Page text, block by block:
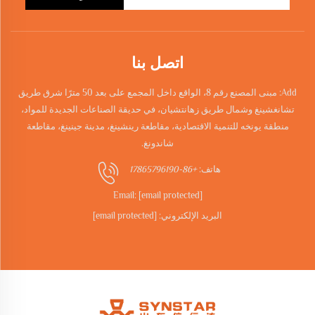
اتصل بنا
Add: مبنى المصنع رقم 8، الواقع داخل المجمع على بعد 50 مترًا شرق طريق
تشانغشينغ وشمال طريق زهانتشيان، في حديقة الصناعات الجديدة للمواد،
منطقة يونخه للتنمية الاقتصادية، مقاطعة رينشينغ، مدينة جينينغ، مقاطعة
شاندونغ.
هاتف: +86-17865796190
Email: [email protected]
البريد الإلكتروني: [email protected]